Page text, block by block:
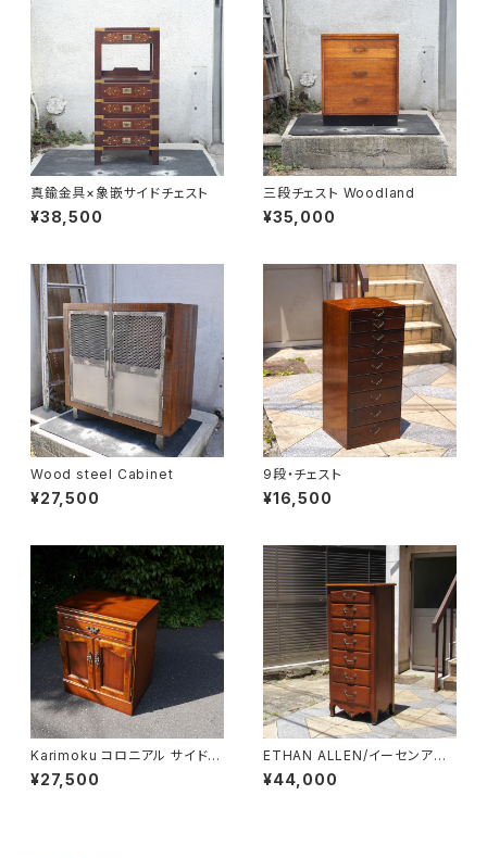
真鍮金具×象嵌サイドチェスト
¥38,500
三段チェスト Woodland
¥35,000
Wood steel Cabinet
¥27,500
9段・チェスト
¥16,500
Karimoku コロニアル サイドキ
ャビネット
¥27,500
ETHAN ALLEN/イーセンアー
レン 7段トールチェスト
¥44,000